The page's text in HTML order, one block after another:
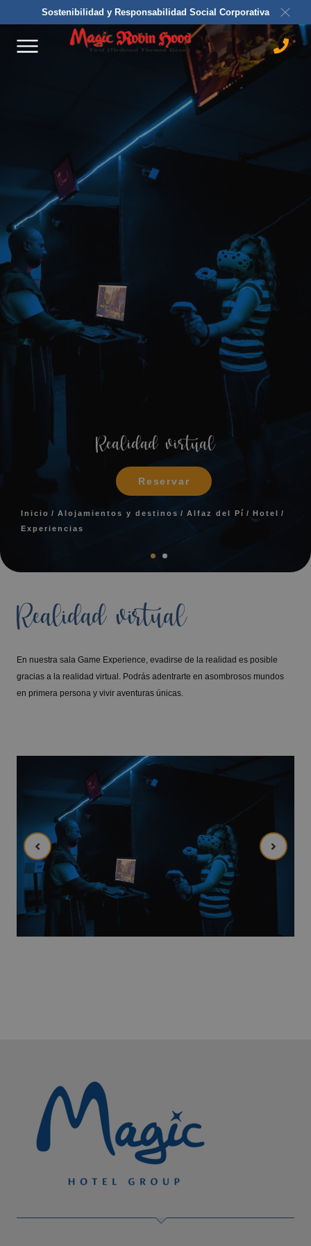
Sostenibilidad y Responsabilidad Social Corporativa
Realidad virtual
Reservar
Inicio Alojamientos y destinos Alfaz del Pí
Hotel
Experiencias
Realidad virtual
En nuestra sala Game Experience, evadirse de la realidad es posible
gracias a la realidad virtual. Podrás adentrarte en asombrosos mundos
en primera persona y vivir aventuras únicas.